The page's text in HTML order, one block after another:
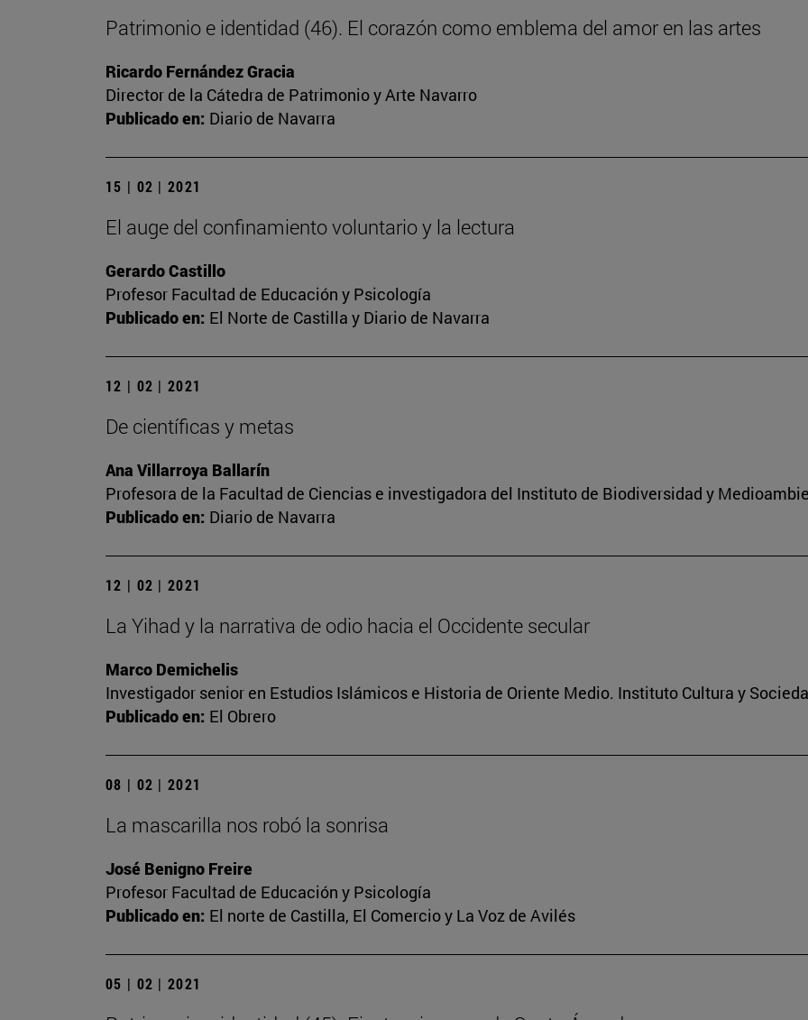
Patrimonio e identidad (46). El corazón como emblema del amor en las artes
Ricardo Fernández Gracia
Director de la Cátedra de Patrimonio y Arte Navarro
Publicado en: Diario de Navarra
15 | 02 | 2021
El auge del confinamiento voluntario y la lectura
Gerardo Castillo
Profesor Facultad de Educación y Psicología
Publicado en: El Norte de Castilla y Diario de Navarra
12 | 02 | 2021
De científicas y metas
Ana Villarroya Ballarín
Profesora de la Facultad de Ciencias e investigadora del Instituto de Biodiversidad y
Publicado en: Diario de Navarra
12 | 02 | 2021
La Yihad y la narrativa de odio hacia el Occidente secular
Marco Demichelis
Investigador senior en Estudios Islámicos e Historia de Oriente Medio. Instituto Cultura y
Publicado en: El Obrero
08 | 02 | 2021
La mascarilla nos robó la sonrisa
José Benigno Freire
Profesor Facultad de Educación y Psicología
Publicado en: El norte de Castilla, El Comercio y La Voz de Avilés
05 | 02 | 2021